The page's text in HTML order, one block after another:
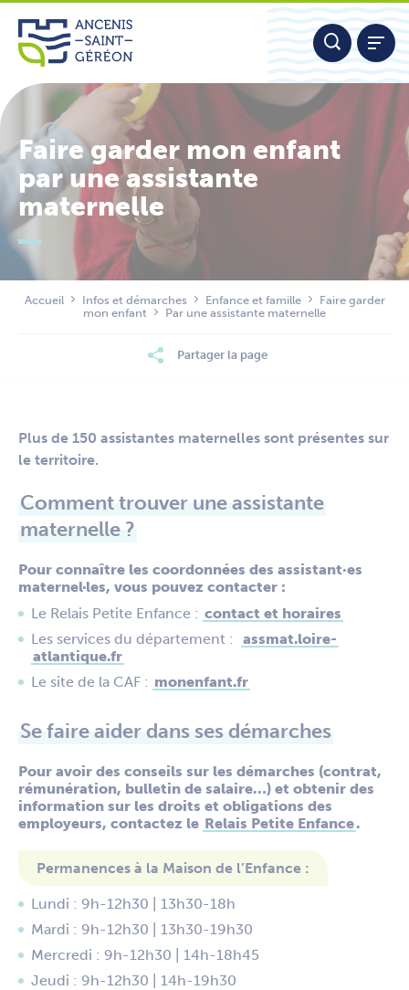
Aller
contenu
Nous contacter
Faire garder mon enfant
par une assistante
maternelle
Accueil Infos et démarches Enfance et famille
Faire garder
mon enfant
Par une assistante maternelle
Partager la page
Plus de 150 assistantes maternelles sont présentes sur
le territoire.
Comment trouver une assistante
maternelle ?
Pour connaître les coordonnées des assistant·es
maternel·les, vous pouvez contacter :
Le Relais Petite Enfance : contact et horaires
Les services du département :
assmat.loire-
atlantique.fr
Le site de la CAF : monenfant.fr
Se faire aider dans ses démarches
Pour avoir des conseils sur les démarches (contrat,
rémunération, bulletin de salaire…) et obtenir des
information sur les droits et obligations des
employeurs, contactez le Relais Petite Enfance.
Permanences à la Maison de l’Enfance :
Lundi : 9h-12h30 | 13h30-18h
Mardi : 9h-12h30 | 13h30-19h30
Mercredi : 9h-12h30 | 14h-18h45
Jeudi : 9h-12h30 | 14h-19h30
Panneau de gestion des cookies